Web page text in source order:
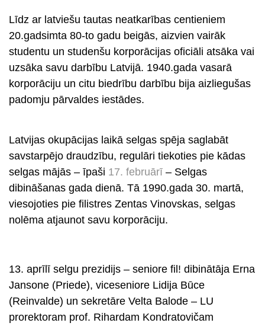
Līdz ar latviešu tautas neatkarības centieniem
20.gadsimta 80-to gadu beigās, aizvien vairāk
studentu un studenšu korporācijas oficiāli atsāka vai
uzsāka savu darbību Latvijā. 1940.gada vasarā
korporāciju un citu biedrību darbību bija aizliegušas
padomju pārvaldes iestādes.
Latvijas okupācijas laikā selgas spēja saglabāt
savstarpējo draudzību, regulāri tiekoties pie kādas
selgas mājās – īpaši 17. februārī – Selgas
dibināšanas gada dienā. Tā 1990.gada 30. martā,
viesojoties pie filistres Zentas Vinovskas, selgas
nolēma atjaunot savu korporāciju.
13. aprīlī selgu prezidijs – seniore fil! dibinātāja Erna
Jansone (Priede), viceseniore Lidija Būce
(Reinvalde) un sekretāre Velta Balode – LU
prorektoram prof. Rihardam Kondratovičam